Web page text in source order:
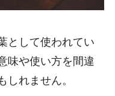
として使われてい
味や使い方を間違
れません。